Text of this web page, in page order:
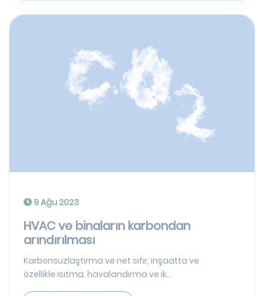
9 Ağu 2023
HVAC ve binaların karbondan
arındırılması
Karbonsuzlaştırma ve net sıfır, inşaatta ve
özellikle ısıtma, havalandırma ve ik...